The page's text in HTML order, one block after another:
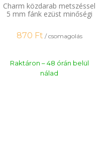
Charm közdarab metszéssel
5 mm fánk ezüst minőségi
870 Ft / csomagolás
Raktáron – 48 órán belül
nálad